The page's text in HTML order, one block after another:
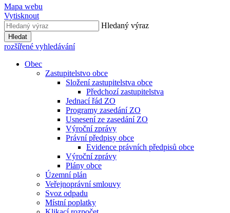
Mapa webu
Vytisknout
Hledaný výraz
Hledat
rozšířené vyhledávání
Obec
Zastupitelstvo obce
Složení zastupitelstva obce
Předchozí zastupitelstva
Jednací řád ZO
Programy zasedání ZO
Usnesení ze zasedání ZO
Výroční zprávy
Právní předpisy obce
Evidence právních předpisů obce
Výroční zprávy
Plány obce
Územní plán
Veřejnoprávní smlouvy
Svoz odpadu
Místní poplatky